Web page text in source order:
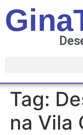
Tag:
na Vila